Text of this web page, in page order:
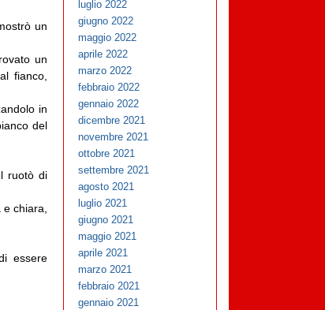
un
un
fianco,
in
del
ruotò di
e chiara,
essere
luglio 2022
giugno 2022
maggio 2022
aprile 2022
marzo 2022
febbraio 2022
gennaio 2022
dicembre 2021
novembre 2021
ottobre 2021
settembre 2021
agosto 2021
luglio 2021
giugno 2021
maggio 2021
aprile 2021
marzo 2021
febbraio 2021
gennaio 2021